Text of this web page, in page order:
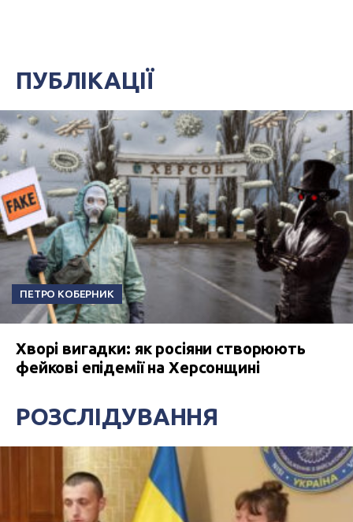
ПУБЛІКАЦІЇ
ПЕТРО КОБЕРНИК
Хворі вигадки: як росіяни створюють
фейкові епідемії на Херсонщині
РОЗСЛІДУВАННЯ